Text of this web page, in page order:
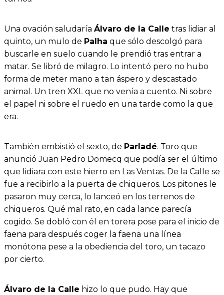
Una ovación saludaría Álvaro de la Calle tras lidiar al
quinto, un mulo de Palha que sólo descolgó para
buscarle en suelo cuando le prendió tras entrar a
matar. Se libró de milagro. Lo intentó pero no hubo
forma de meter mano a tan áspero y descastado
animal. Un tren XXL que no venía a cuento. Ni sobre
el papel ni sobre el ruedo en una tarde como la que
era.
También embistió el sexto, de Parladé. Toro que
anunció Juan Pedro Domecq que podía ser el último
que lidiara con este hierro en Las Ventas. De la Calle se
fue a recibirlo a la puerta de chiqueros. Los pitones le
pasaron muy cerca, lo lanceó en los terrenos de
chiqueros. Qué mal rato, en cada lance parecía
cogido. Se dobló con él en torera pose para el inicio de
faena para después coger la faena una línea
monótona pese a la obediencia del toro, un tacazo
por cierto.
Álvaro de la Calle hizo lo que pudo. Hay que